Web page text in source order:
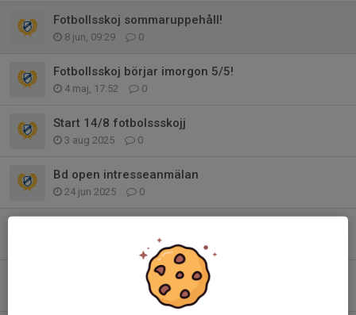
Fotbollsskoj sommaruppehåll!
8 jun, 09:29 0
Fotbollsskoj börjar imorgon 5/5!
4 maj, 17:52 0
Start 14/8 fotbolssskojj
3 aug 2025 0
Bd open intresseanmälan
24 jun 2025 0
Fotbolsskojj torsdag - välkomna